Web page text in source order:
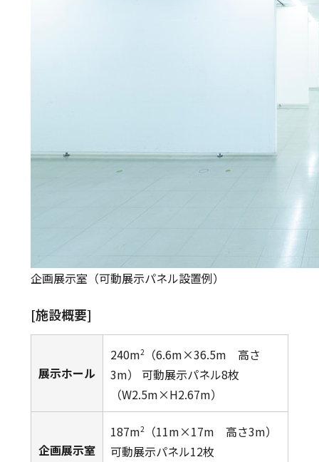
企画展示室（可動展示パネル設置例）
[施設概要]
展示ホール
240m2（6.6m×36.5m 高さ
3m） 可動展示パネル8枚
（W2.5m×H2.67m）
企画展示室
187m2（11m×17m 高さ3m）
可動展示パネル12枚